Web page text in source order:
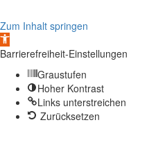
Zum Inhalt springen
Werkzeugleiste
öffnen
Barrierefreiheit-Einstellungen
Graustufen
Hoher Kontrast
Links unterstreichen
Zurücksetzen